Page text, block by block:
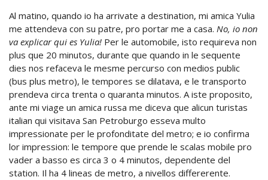
Al matino, quando io ha arrivate a destination, mi amica Yulia
me attendeva con su patre, pro portar me a casa. No, io non
va explicar qui es Yulia! Per le automobile, isto requireva non
plus que 20 minutos, durante que quando in le sequente
dies nos refaceva le mesme percurso con medios public
(bus plus metro), le tempores se dilatava, e le transporto
prendeva circa trenta o quaranta minutos. A iste proposito,
ante mi viage un amica russa me diceva que alicun turistas
italian qui visitava San Petroburgo esseva multo
impressionate per le profonditate del metro; e io confirma
lor impression: le tempore que prende le scalas mobile pro
vader a basso es circa 3 o 4 minutos, dependente del
station. Il ha 4 lineas de metro, a nivellos differerente.